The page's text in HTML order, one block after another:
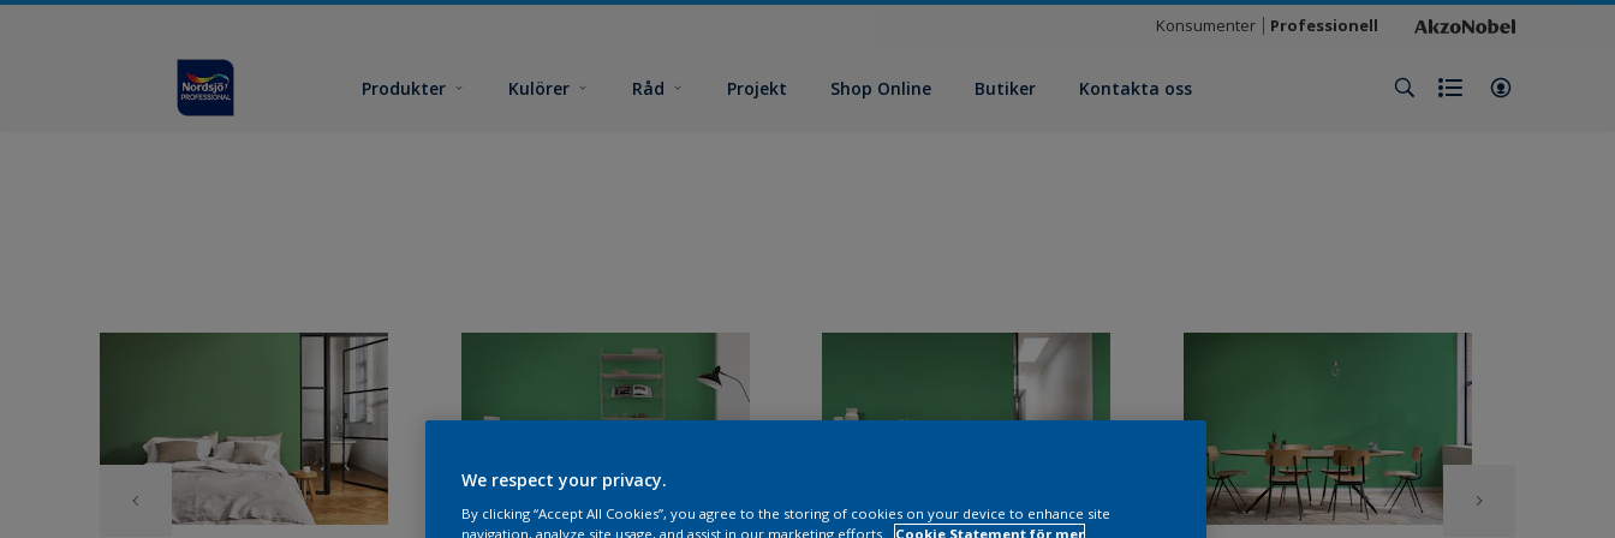
Konsumenter Professionell
Produkter Kulörer Råd Projekt Shop Online Butiker Kontakta oss
We respect your privacy.
By clicking “Accept All Cookies”, you agree to the storing of cookies on your device to enhance site
navigation, analyze site usage, and assist in our marketing efforts.
Cookie Statement för mer